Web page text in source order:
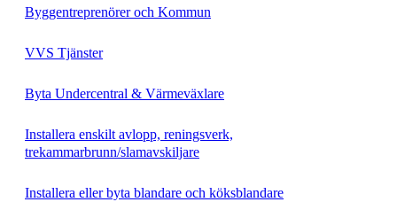
Byggentreprenörer och Kommun
VVS Tjänster
Byta Undercentral & Värmeväxlare
Installera enskilt avlopp, reningsverk,
trekammarbrunn/slamavskiljare
Installera eller byta blandare och köksblandare